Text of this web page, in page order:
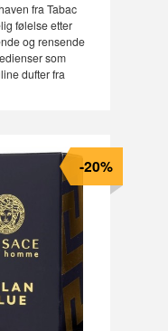
fra Tabac
følelse etter
og rensende
som
dufter fra
-20%